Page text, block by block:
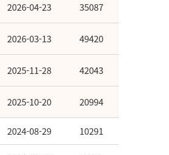
2026-04-23 35087
2026-03-13 49420
2025-11-28 42043
2025-10-20 20994
2024-08-29 10291